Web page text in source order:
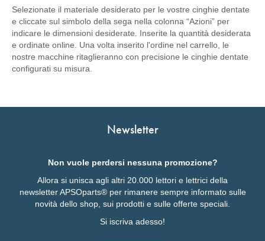
Selezionate il materiale desiderato per le vostre cinghie dentate
e cliccate sul simbolo della sega nella colonna “Azioni” per
indicare le dimensioni desiderate. Inserite la quantità desiderata
e ordinate online. Una volta inserito l'ordine nel carrello, le
nostre macchine ritaglieranno con precisione le cinghie dentate
configurati su misura.
Newsletter
Non vuole perdersi nessuna promozione?
Allora si unisca agli altri 20.000 lettori e lettrici della
newsletter APSOparts® per rimanere sempre informato sulle
novità dello shop, sui prodotti e sulle offerte speciali.
Si iscriva adesso!